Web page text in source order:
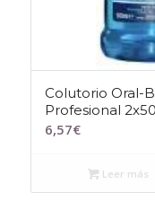
Colutorio Oral-
Profesional
6,57€
Leer más